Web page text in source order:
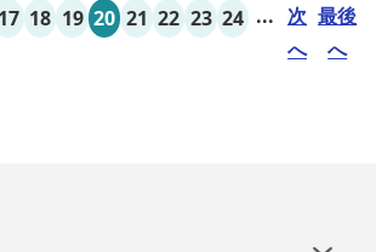
17 18 19 20 21 22 23 24 ... 次
へ
最後
へ